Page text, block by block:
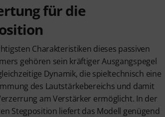
für die
Charakteristiken dieses passiven
gehören sein kräftiger Ausgangspegel
Dynamik, die spieltechnisch eine
des Lautstärkebereichs und damit
am Verstärker ermöglicht. In der
Stegposition liefert das Modell genügend